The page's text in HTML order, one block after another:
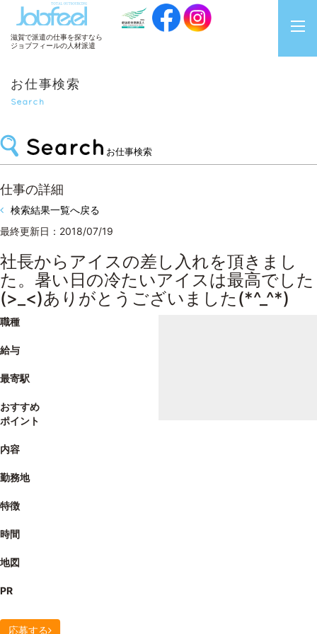
JobFeel
滋賀で派遣の仕事を探すなら
ジョブフィールの人材派遣
お仕事検索
Search
お仕事検索
仕事の詳細
検索結果一覧へ戻る
最終更新日：2018/07/19
社長からアイスの差し入れを頂きまし
た。暑い日の冷たいアイスは最高でした
(>_<)ありがとうございました(*^_^*)
職種
給与
最寄駅
おすすめ
ポイント
内容
勤務地
特徴
時間
地図
PR
応募する